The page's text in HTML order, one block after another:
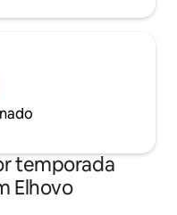
temporada
Elhovo